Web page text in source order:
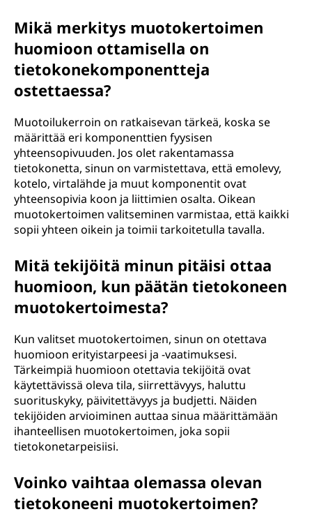
Mikä merkitys muotokertoimen
huomioon ottamisella on
tietokonekomponentteja
ostettaessa?
Muotoilukerroin on ratkaisevan tärkeä, koska se
määrittää eri komponenttien fyysisen
yhteensopivuuden. Jos olet rakentamassa
tietokonetta, sinun on varmistettava, että emolevy,
kotelo, virtalähde ja muut komponentit ovat
yhteensopivia koon ja liittimien osalta. Oikean
muotokertoimen valitseminen varmistaa, että kaikki
sopii yhteen oikein ja toimii tarkoitetulla tavalla.
Mitä tekijöitä minun pitäisi ottaa
huomioon, kun päätän tietokoneen
muotokertoimesta?
Kun valitset muotokertoimen, sinun on otettava
huomioon erityistarpeesi ja -vaatimuksesi.
Tärkeimpiä huomioon otettavia tekijöitä ovat
käytettävissä oleva tila, siirrettävyys, haluttu
suorituskyky, päivitettävyys ja budjetti. Näiden
tekijöiden arvioiminen auttaa sinua määrittämään
ihanteellisen muotokertoimen, joka sopii
tietokonetarpeisiisi.
Voinko vaihtaa olemassa olevan
tietokoneeni muotokertoimen?